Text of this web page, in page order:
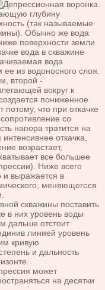
глубину
(так называемые
Обычно же вода
поверхности земли
вода в скважине
вода
из водоносного слоя.
второй -
вокруг к
пониженное
что при откачке
со
напора тратится на
откачка,
возрастает,
все большее
Ниже всего
и выражается в
меняющегося
скважины поставить
в них уровень воды
дальше отстоит
линией уровень
кривую
и дальность
может
на десятки